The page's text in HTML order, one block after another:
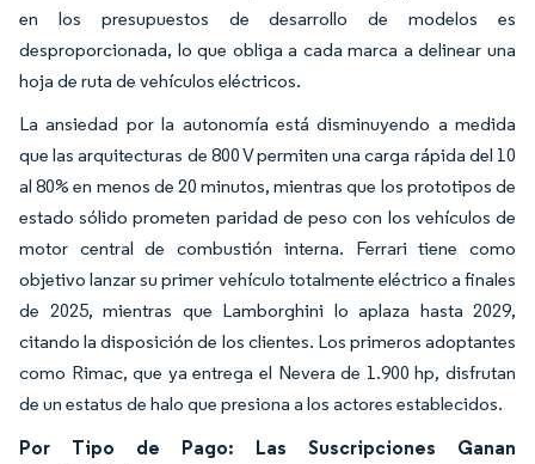
en los presupuestos de desarrollo de modelos es
desproporcionada, lo que obliga a cada marca a delinear una
hoja de ruta de vehículos eléctricos.
La ansiedad por la autonomía está disminuyendo a medida
que las arquitecturas de 800 V permiten una carga rápida del 10
al 80% en menos de 20 minutos, mientras que los prototipos de
estado sólido prometen paridad de peso con los vehículos de
motor central de combustión interna. Ferrari tiene como
objetivo lanzar su primer vehículo totalmente eléctrico a finales
de 2025, mientras que Lamborghini lo aplaza hasta 2029,
citando la disposición de los clientes. Los primeros adoptantes
como Rimac, que ya entrega el Nevera de 1.900 hp, disfrutan
de un estatus de halo que presiona a los actores establecidos.
Por Tipo de Pago: Las Suscripciones Ganan